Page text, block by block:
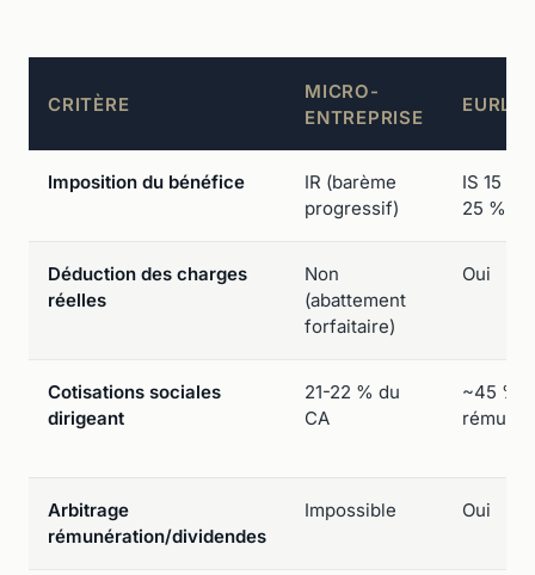
CRITÈRE
MICRO-
ENTREPRISE
EURL
Imposition du bénéfice
IR (barème
progressif)
IS 15 %
25 %
Déduction des charges
réelles
Non
(abattement
forfaitaire)
Oui
Cotisations sociales
dirigeant
21-22 % du
CA
~45 %
Arbitrage
rémunération/dividendes
Impossible Oui